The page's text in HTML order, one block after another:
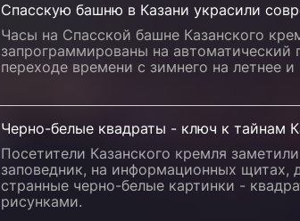
Спасскую башню в Казани украсили
Часы на Спасской башне Казанского
запрограммированы на автоматический
переходе времени с зимнего на летнее и
Черно-белые квадраты - ключ к тайнам
Посетители Казанского кремля
заповедник, на информационных щитах,
странные черно-белые картинки -
рисунками.